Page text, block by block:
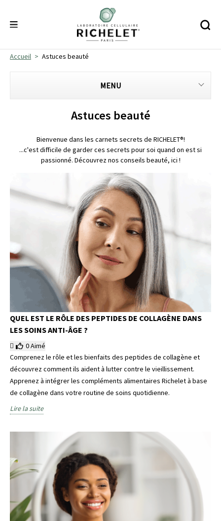
Accueil Astuces beauté
MENU
Astuces beauté
Bienvenue dans les carnets secrets de RICHELET®!
...c'est difficile de garder ces secrets pour soi quand on est si
passionné. Découvrez nos conseils beauté, ici !
QUEL EST LE RÔLE DES PEPTIDES DE COLLAGÈNE DANS
LES SOINS ANTI-ÂGE ?
0Aimé
Comprenez le rôle et les bienfaits des peptides de collagène et
découvrez comment ils aident à lutter contre le vieillissement.
Apprenez à intégrer les compléments alimentaires Richelet à base
de collagène dans votre routine de soins quotidienne.
Lire la suite